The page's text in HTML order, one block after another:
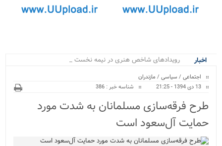
اخبار
رویدادهای شاخص هنری در نیمه نخست ۱۴۰۵ د_
اجتماعی / سیاسی / مازندران
13 دی 1394 - 21:25
شناسه خبر : 386
طرح فرقه‌سازی مسلمانان به شدت مورد
حمایت آل‌سعود است